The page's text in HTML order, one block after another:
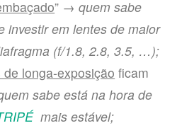
” →quem sabe
investir em lentes de maior
(f/1.8, 2.8, 3.5, …);
de longa-exposição ficam
sabe está na hora de
mais estável;